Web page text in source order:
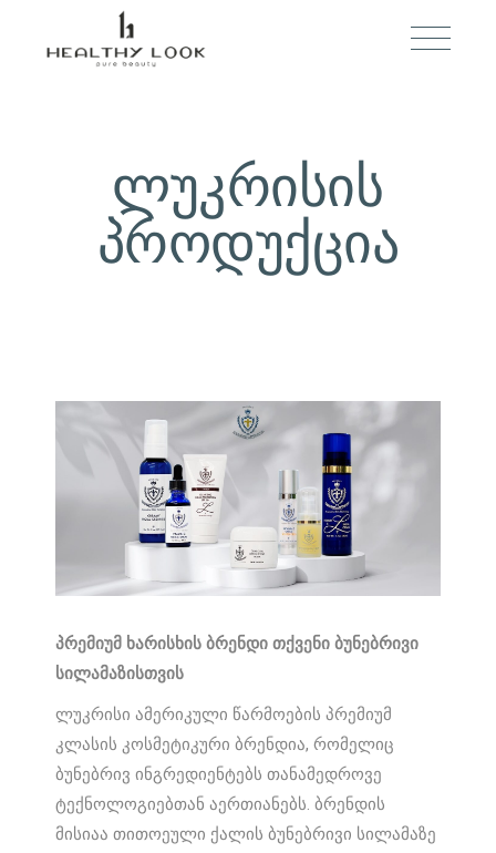
ლუკრისის
პროდუქცია
პრემიუმ ხარისხის ბრენდი თქვენი ბუნებრივი
სილამაზისთვის
ლუკრისი ამერიკული წარმოების პრემიუმ
კლასის კოსმეტიკური ბრენდია, რომელიც
ბუნებრივ ინგრედიენტებს თანამედროვე
ტექნოლოგიებთან აერთიანებს. ბრენდის
მისიაა თითოეული ქალის ბუნებრივი სილამაზე